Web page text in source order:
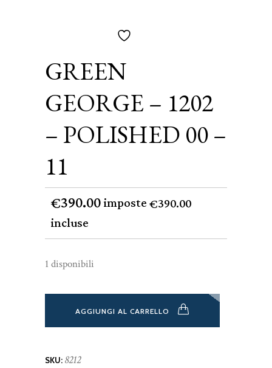
GREEN
GEORGE – 1202
– POLISHED 00 –
11
€390.00imposte€390.00
incluse
1 disponibili
AGGIUNGI AL CARRELLO
SKU: 8212